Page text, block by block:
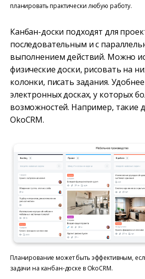
планировать практически любую работу.
Канбан-доски подходят для
последовательным и с
выполнением действий. Можно
физические доски, рисовать на
колонки, писать задания.
электронных досках, у которых
возможностей. Например, такие
OkoCRM.
Планирование может быть эффективным,
задачи на канбан-доске в OkoCRM.